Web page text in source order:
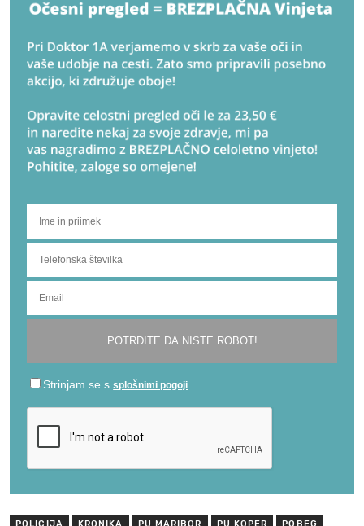
POLICIJA KRONIKA PU MARIBOR PU KOPER POBEG